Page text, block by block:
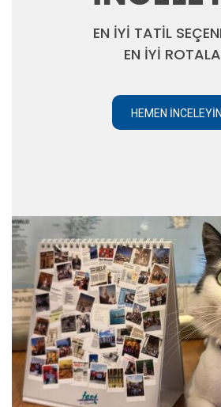
EN İYİ TATİL
EN İYİ
HEMEN İNCELEYIN